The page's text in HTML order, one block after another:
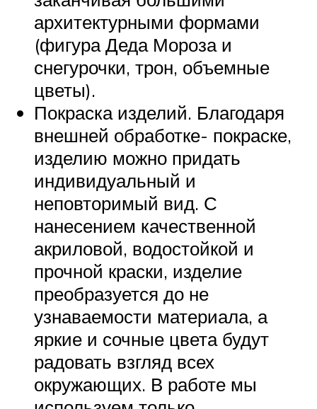
архитектурными формами
(фигура Деда Мороза и
снегурочки, трон, объемные
цветы).
Покраска изделий. Благодаря
внешней обработке- покраске,
изделию можно придать
индивидуальный и
неповторимый вид. С
нанесением качественной
акриловой, водостойкой и
прочной краски, изделие
преобразуется до не
узнаваемости материала, а
яркие и сочные цвета будут
радовать взгляд всех
окружающих. В работе мы